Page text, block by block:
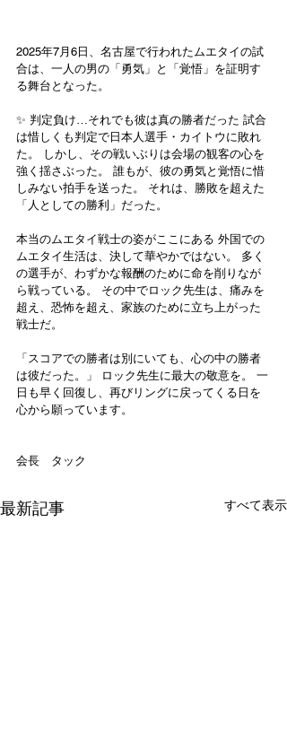
2025年7月6日、名古屋で行われたムエタイの試
合は、一人の男の「勇気」と「覚悟」を証明す
る舞台となった。
✨ 判定負け…それでも彼は真の勝者だった 試合
は惜しくも判定で日本人選手・カイトウに敗れ
た。 しかし、その戦いぶりは会場の観客の心を
強く揺さぶった。 誰もが、彼の勇気と覚悟に惜
しみない拍手を送った。 それは、勝敗を超えた
「人としての勝利」だった。
本当のムエタイ戦士の姿がここにある 外国での
ムエタイ生活は、決して華やかではない。 多く
の選手が、わずかな報酬のために命を削りなが
ら戦っている。 その中でロック先生は、痛みを
超え、恐怖を超え、家族のために立ち上がった
戦士だ。
「スコアでの勝者は別にいても、心の中の勝者
は彼だった。」 ロック先生に最大の敬意を。 一
日も早く回復し、再びリングに戻ってくる日を
心から願っています。
会長　タック
最新記事 すべて表示